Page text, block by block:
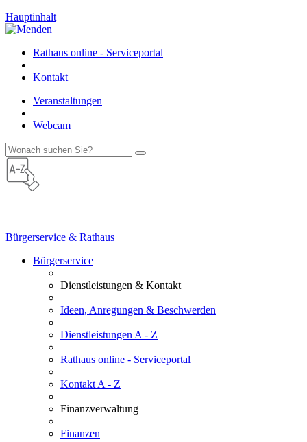
Hauptinhalt
Rathaus online - Serviceportal
|
Kontakt
Veranstaltungen
|
Webcam
Bürgerservice & Rathaus
Bürgerservice
Dienstleistungen & Kontakt
Ideen, Anregungen & Beschwerden
Dienstleistungen A - Z
Rathaus online - Serviceportal
Kontakt A - Z
Finanzverwaltung
Finanzen